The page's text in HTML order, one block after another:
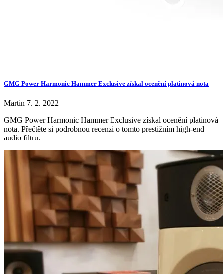
GMG Power Harmonic Hammer Exclusive získal ocenění platinová nota
Martin 7. 2. 2022
GMG Power Harmonic Hammer Exclusive získal ocenění platinová
nota. Přečtěte si podrobnou recenzi o tomto prestižním high-end
audio filtru.